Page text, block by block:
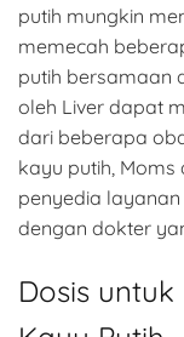
putih mungkin
memecah
putih bersamaan
oleh Liver dapat
dari beberapa
kayu putih,
penyedia
dengan dokter
Dosis